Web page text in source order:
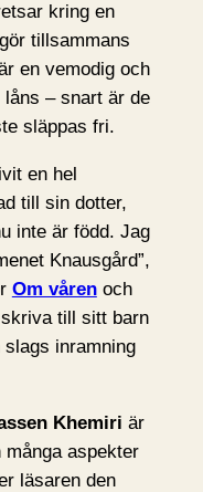
kring en
tillsammans
en vemodig och
– snart är de
släppas fri.
en hel
till sin dotter,
inte är född. Jag
Knausgård”,
Om vårenoch
till sitt barn
inramning
Khemiri är
aspekter
läsaren den